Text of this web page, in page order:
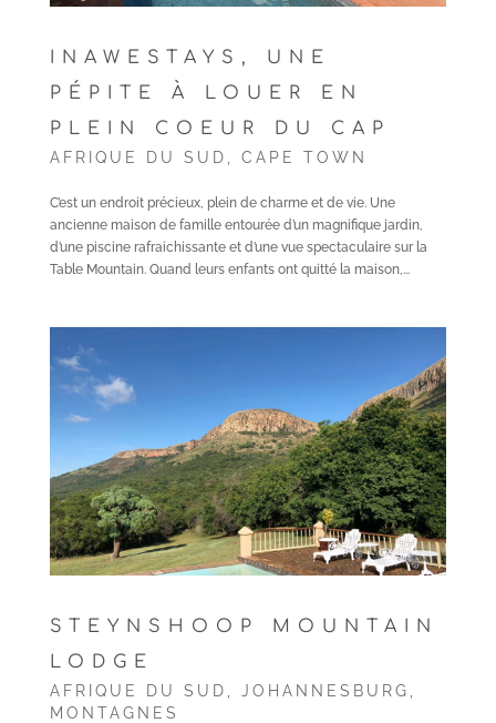
INAWESTAYS, UNE
PÉPITE À LOUER EN
PLEIN COEUR DU CAP
AFRIQUE DU SUD CAPE TOWN
C’est un endroit précieux, plein de charme et de vie. Une
ancienne maison de famille entourée d’un magnifique jardin,
d’une piscine rafraichissante et d’une vue spectaculaire sur la
Table Mountain. Quand leurs enfants ont quitté la maison,...
STEYNSHOOP MOUNTAIN
LODGE
AFRIQUE DU SUD JOHANNESBURG
MONTAGNES